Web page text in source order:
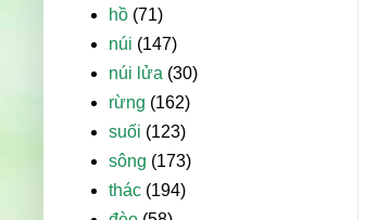
hồ (71)
núi (147)
núi lửa (30)
rừng (162)
suối (123)
sông (173)
thác (194)